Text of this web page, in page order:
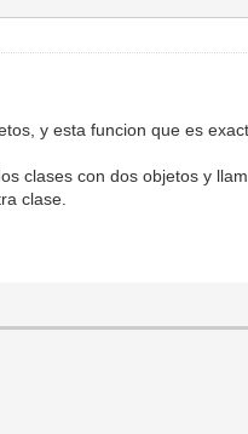
y esta funcion que es
clases con dos objetos y
clase.